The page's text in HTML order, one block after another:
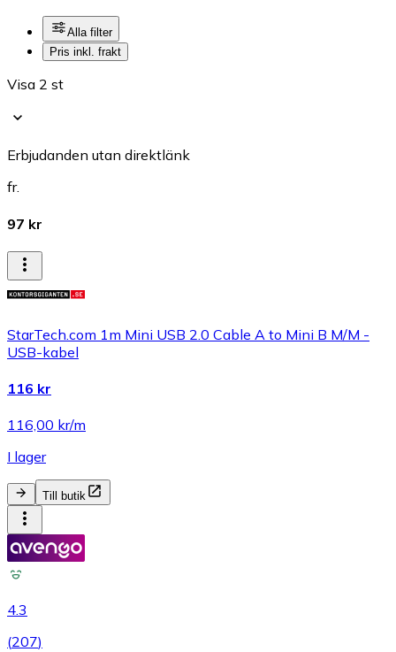
Alla filter
Pris inkl. frakt
Visa 2 st
Erbjudanden utan direktlänk
fr.
97 kr
StarTech.com 1m Mini USB 2.0 Cable A to Mini B M/M -
USB-kabel
116 kr
116,00 kr/m
I lager
Till butik
4.3
(207)